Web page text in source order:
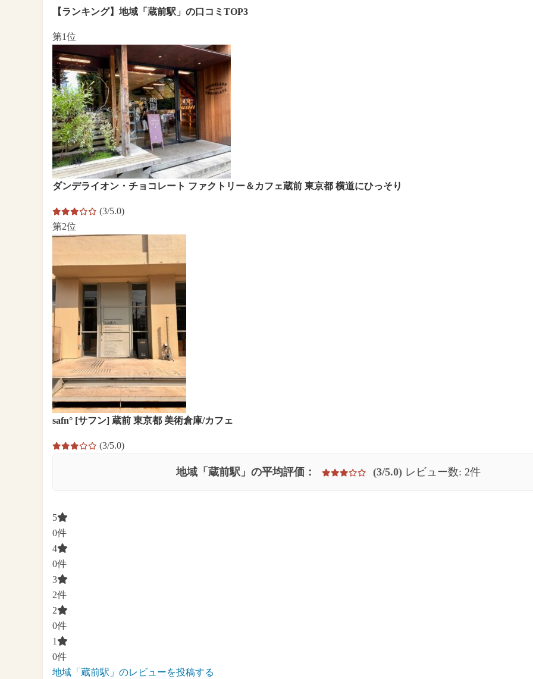
【ランキング】地域「蔵前駅」の口コミTOP3
第1位
ダンデライオン・チョコレート ファクトリー＆カフェ蔵前 東京都 横道にひっそり
(3/5.0)
第2位
safn° [サフン] 蔵前 東京都 美術倉庫/カフェ
(3/5.0)
地域「蔵前駅」の平均評価： (3/5.0) レビュー数: 2件
5
0件
4
0件
3
2件
2
0件
1
0件
地域「蔵前駅」のレビューを投稿する